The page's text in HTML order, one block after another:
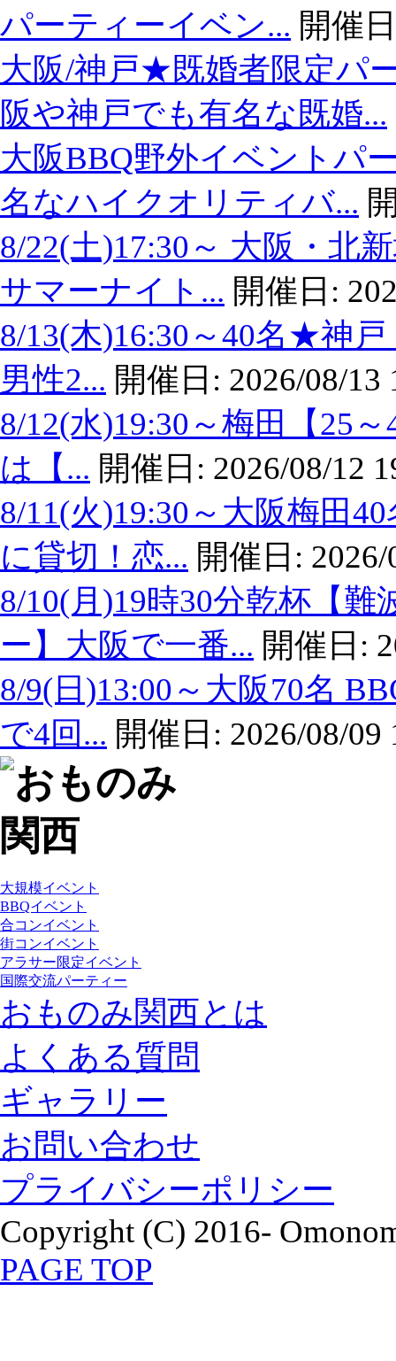
23
パーティーイベン... 開催
大阪/神戸★既婚者限定パ
阪や神戸でも有名な既婚...
大阪BBQ野外イベントパ
名なハイクオリティバ...
8/22(土)17:30～ 大阪・
サマーナイト... 開催日:
8/13(木)16:30～40名★神
男性2... 開催日: 2026/08/13
8/12(水)19:30～梅田【25
は【... 開催日: 2026/08/12
8/11(火)19:30～大阪梅田
に貸切！恋... 開催日: 2026/
8/10(月)19時30分乾杯【
ー】大阪で一番... 開催日:
8/9(日)13:00～大阪70名
で4回... 開催日: 2026/08/09
大規模イベント
BBQイベント
合コンイベント
街コンイベント
アラサー限定イベント
国際交流パーティー
おものみ関西とは
よくある質問
ギャラリー
お問い合わせ
プライバシーポリシー
Copyright (C) 2016-
PAGE TOP